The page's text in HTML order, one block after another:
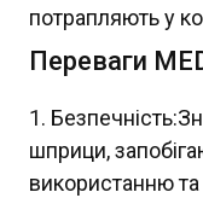
потрапляють у
Переваги
шприци,
використанню